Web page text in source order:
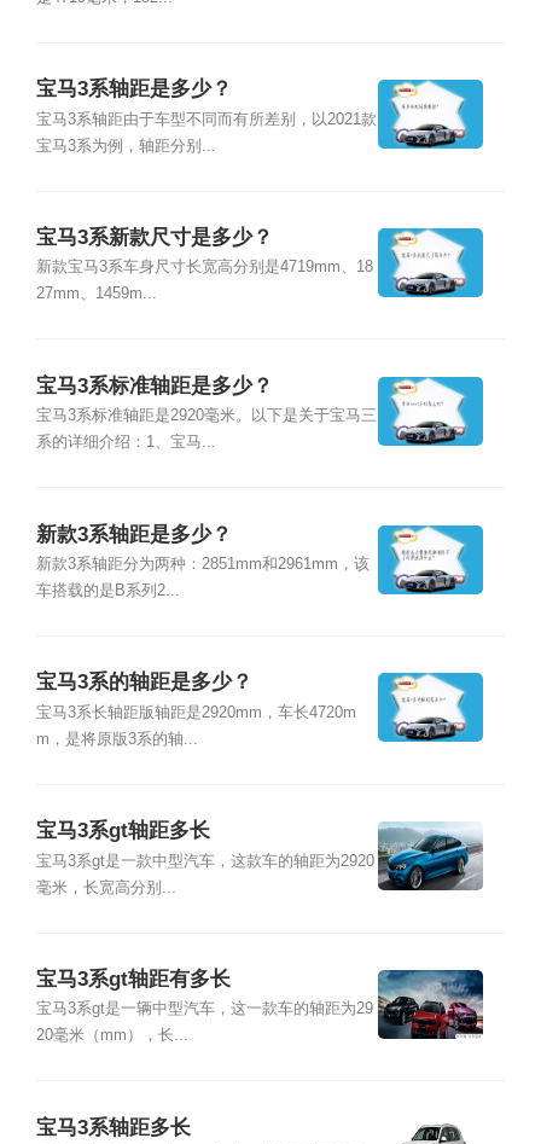
宝马3系轴距是多少？
宝马3系轴距由于车型不同而有所差别，以2021款
宝马3系为例，轴距分别...
宝马3系新款尺寸是多少？
新款宝马3系车身尺寸长宽高分别是4719mm、18
27mm、1459m...
宝马3系标准轴距是多少？
宝马3系标准轴距是2920毫米。以下是关于宝马三
系的详细介绍：1、宝马...
新款3系轴距是多少？
新款3系轴距分为两种：2851mm和2961mm，该
车搭载的是B系列2...
宝马3系的轴距是多少？
宝马3系长轴距版轴距是2920mm，车长4720m
m，是将原版3系的轴...
宝马3系gt轴距多长
宝马3系gt是一款中型汽车，这款车的轴距为2920
毫米，长宽高分别...
宝马3系gt轴距有多长
宝马3系gt是一辆中型汽车，这一款车的轴距为29
20毫米（mm），长...
宝马3系轴距多长